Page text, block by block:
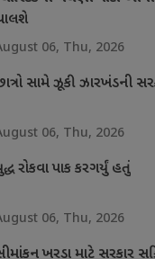
06, Thu, 2026
સામે ઝૂકી ઝારખંડની
06, Thu, 2026
રોકવા પાક કરગર્યું હતું
06, Thu, 2026
ખરડા માટે સરકાર